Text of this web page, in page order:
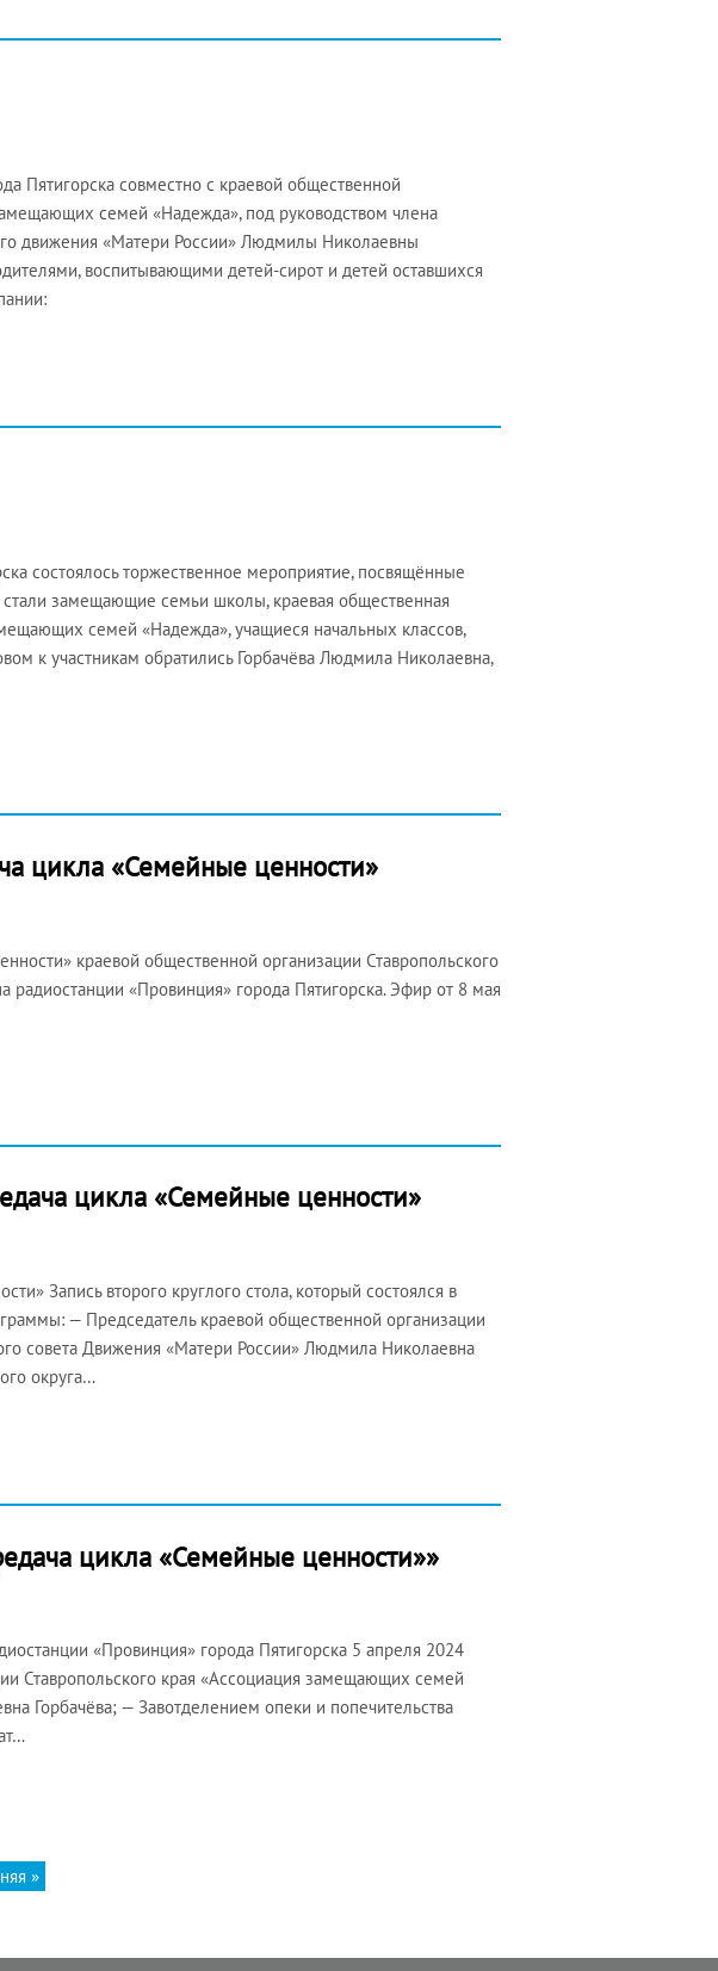
Пятигорска совместно с краевой общественной
семей «Надежда», под руководством члена
движения «Матери России» Людмилы Николаевны
воспитывающими детей-сирот и детей оставшихся
состоялось торжественное мероприятие, посвящённые
замещающие семьи школы, краевая общественная
семей «Надежда», учащиеся начальных классов,
к участникам обратились Горбачёва Людмила Николаевна,
цикла «Семейные ценности»
краевой общественной организации Ставропольского
«Провинция» города Пятигорска. Эфир от 8 мая
цикла «Семейные ценности»
Запись второго круглого стола, который состоялся в
— Председатель краевой общественной организации
совета Движения «Матери России» Людмила Николаевна
округа…
цикла «Семейные ценности»»
«Провинция» города Пятигорска 5 апреля 2024
Ставропольского края «Ассоциация замещающих семей
Горбачёва; — Завотделением опеки и попечительства
»